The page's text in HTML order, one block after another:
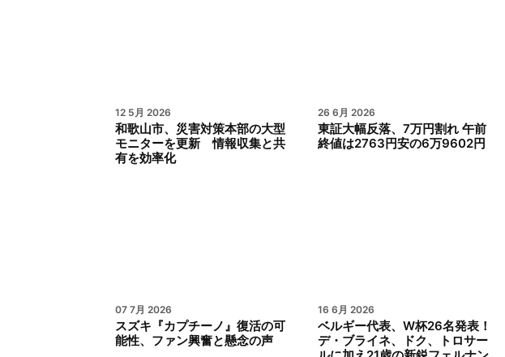
12 5月 2026
和歌山市、災害対策本部の大型
モニターを更新 情報収集と共
有を効率化
26 6月 2026
東証大幅反落、7万円割れ 午前
終値は2763円安の6万9602円
07 7月 2026
スズキ『カプチーノ』復活の可
能性、ファン興奮と懸念の声
16 6月 2026
ベルギー代表、W杯26名発表！
デ・ブライネ、ドク、トロサー